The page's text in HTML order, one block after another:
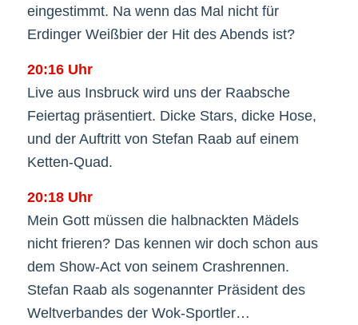
eingestimmt. Na wenn das Mal nicht für
Erdinger Weißbier der Hit des Abends ist?
20:16 Uhr
Live aus Insbruck wird uns der Raabsche
Feiertag präsentiert. Dicke Stars, dicke Hose,
und der Auftritt von Stefan Raab auf einem
Ketten-Quad.
20:18 Uhr
Mein Gott müssen die halbnackten Mädels
nicht frieren? Das kennen wir doch schon aus
dem Show-Act von seinem Crashrennen.
Stefan Raab als sogenannter Präsident des
Weltverbandes der Wok-Sportler…